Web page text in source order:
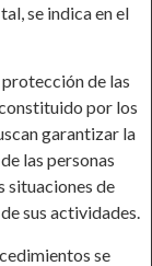
se indica en el
de las
por los
garantizar la
las personas
situaciones de
sus actividades.
se